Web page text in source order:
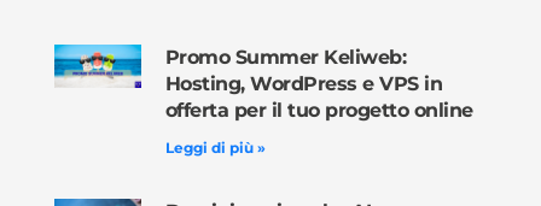
Promo Summer Keliweb:
Hosting, WordPress e VPS in
offerta per il tuo progetto online
Leggi di più »